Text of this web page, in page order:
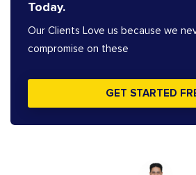
Today.
Our Clients Love us because we
compromise on these
GET STARTED